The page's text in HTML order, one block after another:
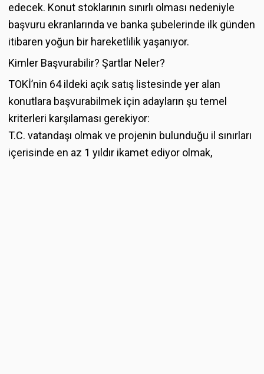
edecek. Konut stoklarının sınırlı olması nedeniyle
başvuru ekranlarında ve banka şubelerinde ilk günden
itibaren yoğun bir hareketlilik yaşanıyor.
Kimler Başvurabilir? Şartlar Neler?
TOKİ’nin 64 ildeki açık satış listesinde yer alan
konutlara başvurabilmek için adayların şu temel
kriterleri karşılaması gerekiyor:
T.C. vatandaşı olmak ve projenin bulunduğu il sınırları
içerisinde en az 1 yıldır ikamet ediyor olmak,